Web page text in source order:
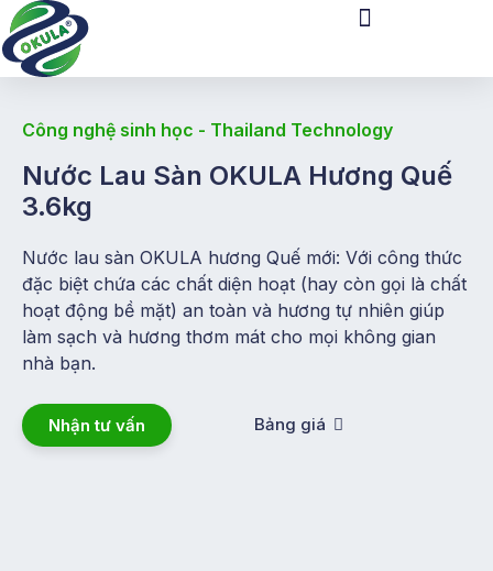
Công nghệ sinh học - Thailand Technology
Nước Lau Sàn OKULA Hương Quế
3.6kg
Nước lau sàn OKULA hương Quế mới: Với công thức
đặc biệt chứa các chất diện hoạt (hay còn gọi là chất
hoạt động bề mặt) an toàn và hương tự nhiên giúp
làm sạch và hương thơm mát cho mọi không gian
nhà bạn.
Nhận tư vấn Bảng giá